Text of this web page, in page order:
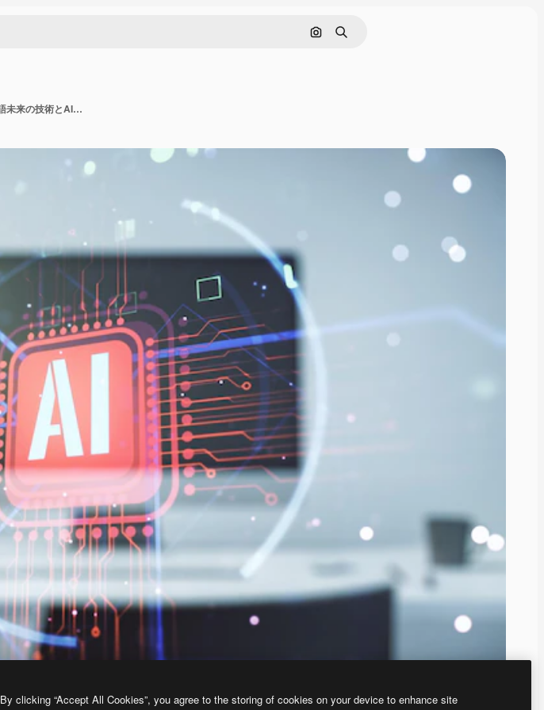
画像で検索
検索
コンピュータの背景にあるクリエイティブな人工知能 (AI) の略語未来の技術とAIコンセプトのダブルエクスポージャー
By clicking “Accept All Cookies”, you agree to the storing of cookies on your device to enhance site